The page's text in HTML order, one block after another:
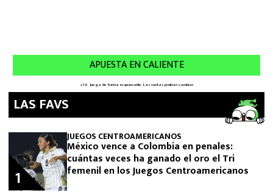
LAS FAVS
JUEGOS CENTROAMERICANOS
México vence a Colombia en penales:
cuántas veces ha ganado el oro el Tri
femenil en los Juegos Centroamericanos
1